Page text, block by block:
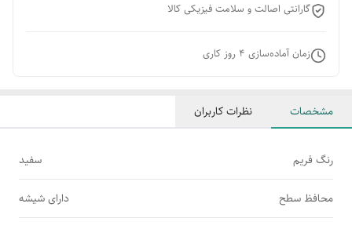
گارانتی اصالت و سلامت فیزیکی کالا
زمان آماده‌سازی 4 روز کاری
مشخصات نظرات کاربران
رنگ فریم سفید
محافظ سطح دارای شیشه